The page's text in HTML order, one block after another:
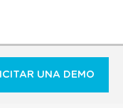
UNA DEMO